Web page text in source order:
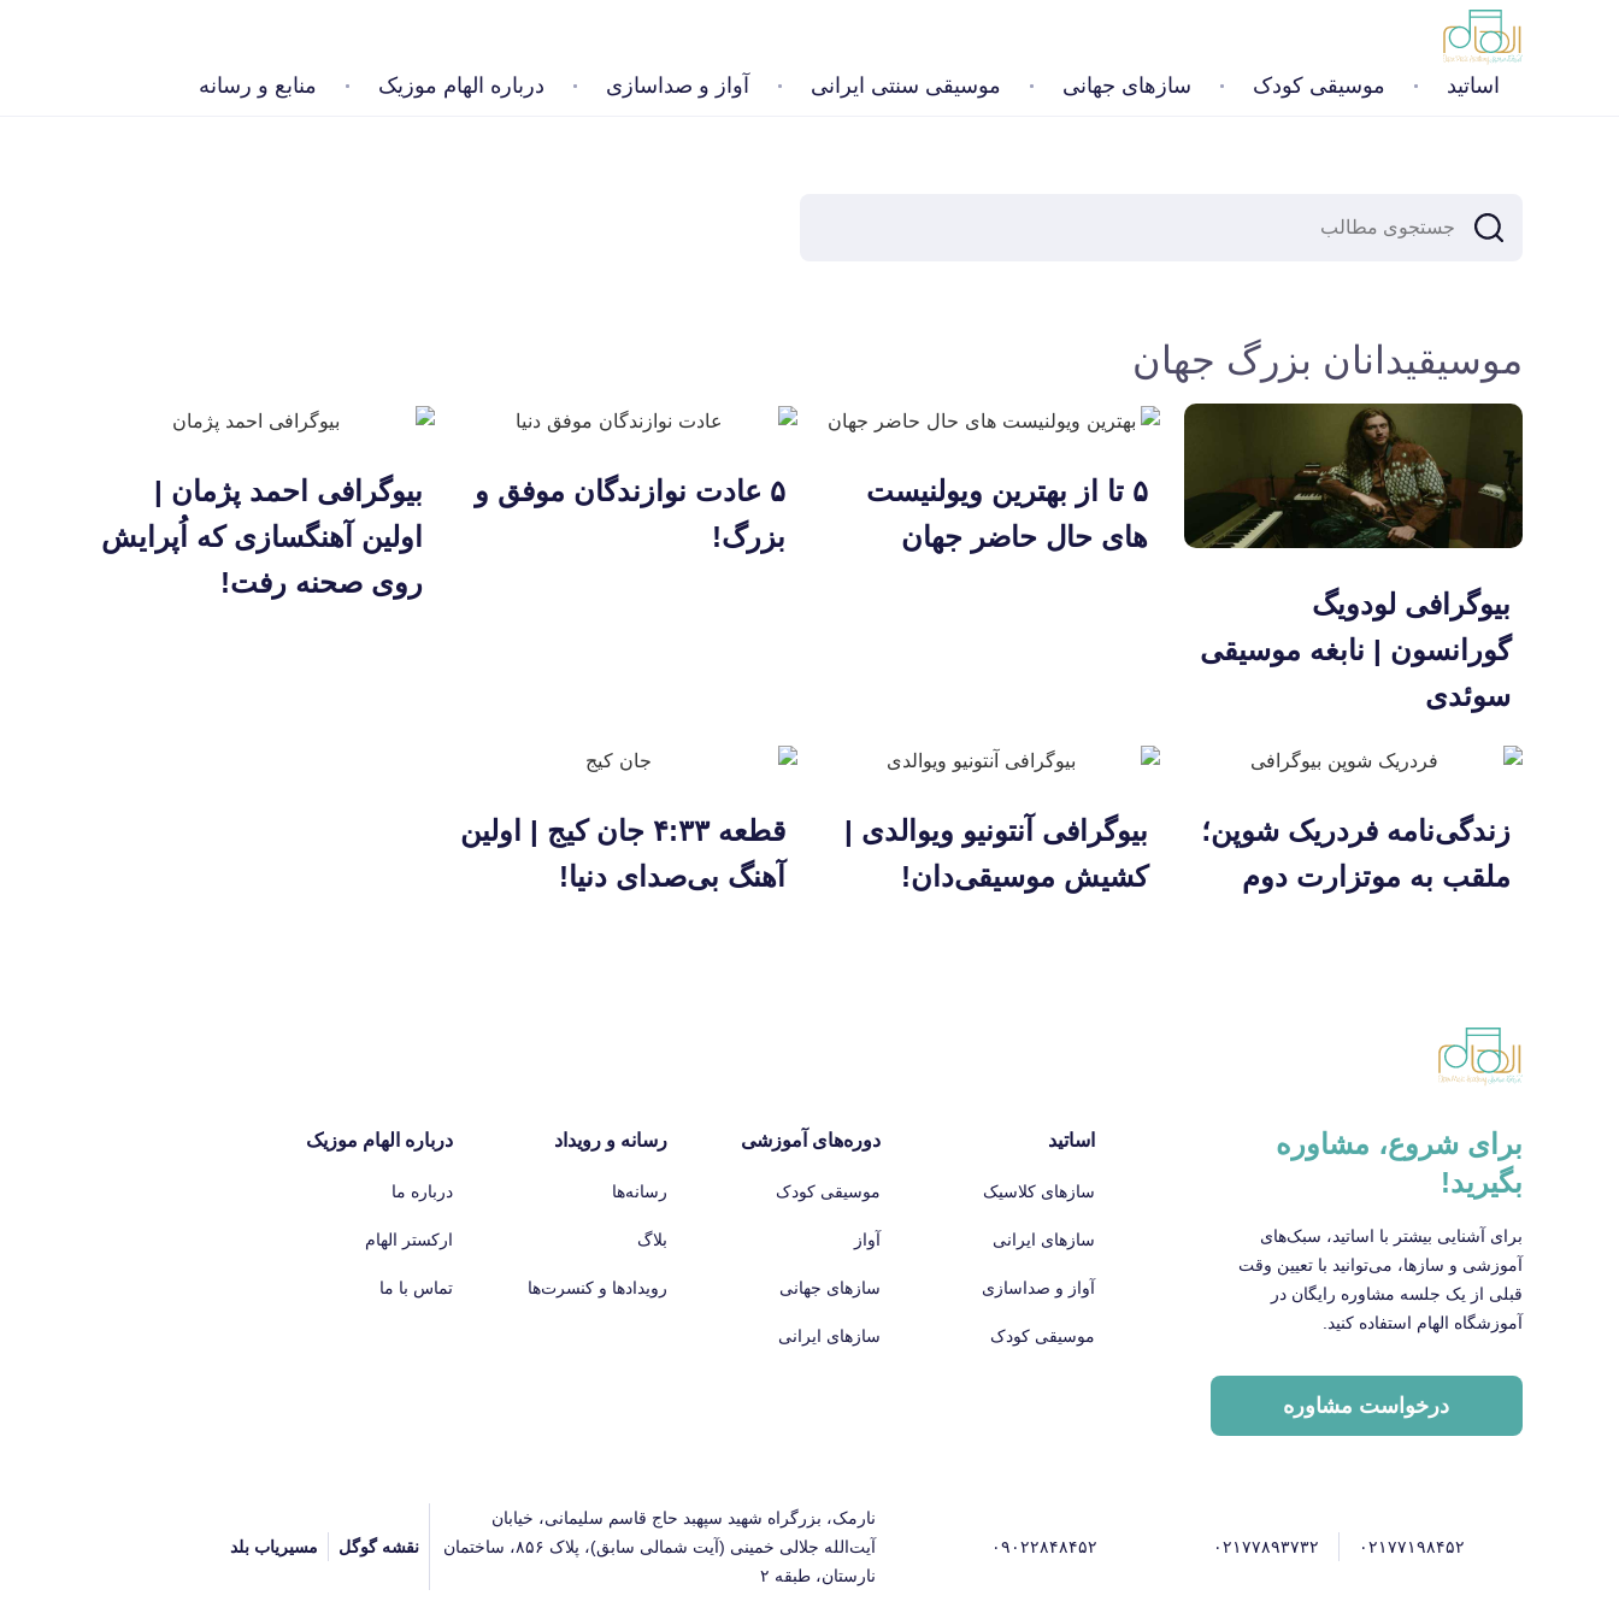
اساتید موسیقی کودک سازهای جهانی موسیقی سنتی ایرانی آواز و صداسازی درباره الهام موزیک منابع و رسانه
موسیقیدانان بزرگ جهان
بیوگرافی لودویگ
گورانسون | نابغه موسیقی
سوئدی
۵ تا از بهترین ویولنیست
های حال حاضر جهان
۵ عادت نوازندگان موفق و
بزرگ!
بیوگرافی احمد پژمان |
اولین آهنگسازی که اُپرایش
روی صحنه رفت!
زندگی‌نامه فردریک شوپن؛
ملقب به موتزارت دوم
بیوگرافی آنتونیو ویوالدی |
کشیش موسیقی‌دان!
قطعه ۴:۳۳ جان کیج | اولین
آهنگ بی‌صدای دنیا!
برای شروع، مشاوره
بگیرید!
برای آشنایی بیشتر با اساتید، سبک‌های
آموزشی و سازها، می‌توانید با تعیین وقت
قبلی از یک جلسه مشاوره رایگان در
آموزشگاه الهام استفاده کنید.
درخواست مشاوره
اساتید
سازهای کلاسیک
سازهای ایرانی
آواز و صداسازی
موسیقی کودک
دوره‌های آموزشی
موسیقی کودک
آواز
سازهای جهانی
سازهای ایرانی
رسانه و رویداد
رسانه‌ها
بلاگ
رویدادها و کنسرت‌ها
درباره الهام موزیک
درباره ما
ارکستر الهام
تماس با ما
۰۲۱۷۷۱۹۸۴۵۲ ۰۲۱۷۷۸۹۳۷۳۲ ۰۹۰۲۲۸۴۸۴۵۲
نارمک، بزرگراه شهید سپهبد حاج قاسم سلیمانی، خیابان
آیت‌الله جلالی خمینی (آیت شمالی سابق)، پلاک ۸۵۶، ساختمان
نارستان، طبقه ۲
نقشه گوگل مسیریاب بلد